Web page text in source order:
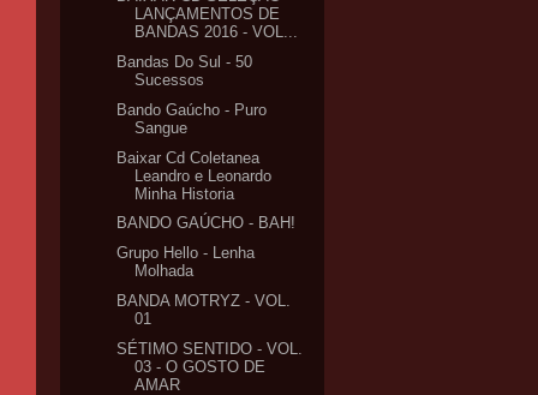
LANÇAMENTOS DE
BANDAS 2016 - VOL...
Bandas Do Sul - 50
Sucessos
Bando Gaúcho - Puro
Sangue
Baixar Cd Coletanea
Leandro e Leonardo
Minha Historia
BANDO GAÚCHO - BAH!
Grupo Hello - Lenha
Molhada
BANDA MOTRYZ - VOL.
01
SÉTIMO SENTIDO - VOL.
03 - O GOSTO DE
AMAR